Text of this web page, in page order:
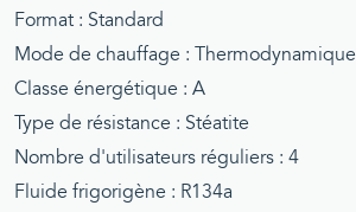
Format : Standard
Mode de chauffage : Thermodynamique
Classe énergétique : A
Type de résistance : Stéatite
Nombre d'utilisateurs réguliers : 4
Fluide frigorigène : R134a